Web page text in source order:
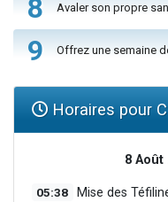
8 Avaler son propre
9 Offrez une semaine
Horaires pour
8 Août
05:38 Mise des